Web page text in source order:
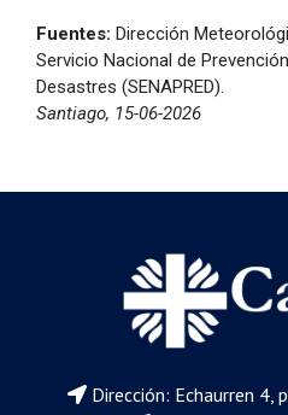
Fuentes: Dirección
Servicio Nacional de
Desastres (SENAPRED).
Santiago, 15-06-2026
Dirección: Echaurren 4,